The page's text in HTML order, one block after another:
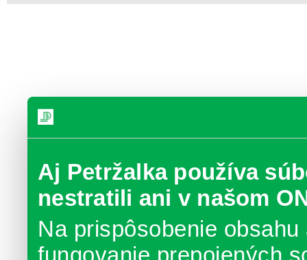
Aj Petržalka používa
nestratili ani v našom
Na prispôsobenie